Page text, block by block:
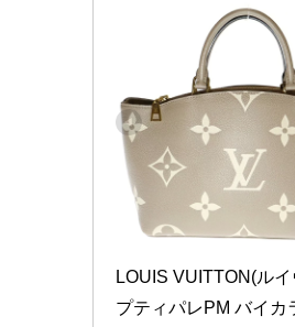
LOUIS VUITTON(ル
プティパレPM バイカ